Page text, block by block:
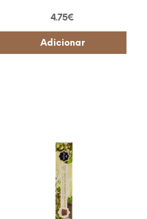
4.75€
Adicionar